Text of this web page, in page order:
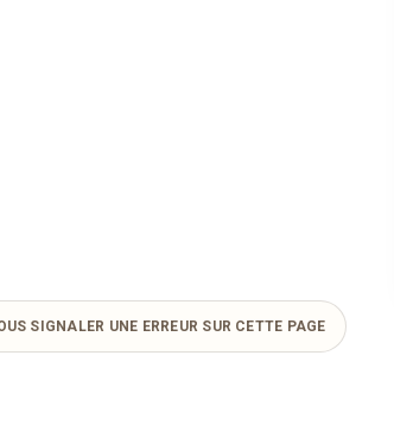
SIGNALER UNE ERREUR SUR CETTE PAGE